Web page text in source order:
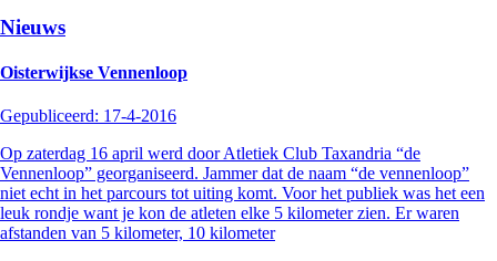
Nieuws
Oisterwijkse Vennenloop
Gepubliceerd: 17-4-2016
Op zaterdag 16 april werd door Atletiek Club Taxandria “de
Vennenloop” georganiseerd. Jammer dat de naam “de vennenloop”
niet echt in het parcours tot uiting komt. Voor het publiek was het een
leuk rondje want je kon de atleten elke 5 kilometer zien. Er waren
afstanden van 5 kilometer, 10 kilometer